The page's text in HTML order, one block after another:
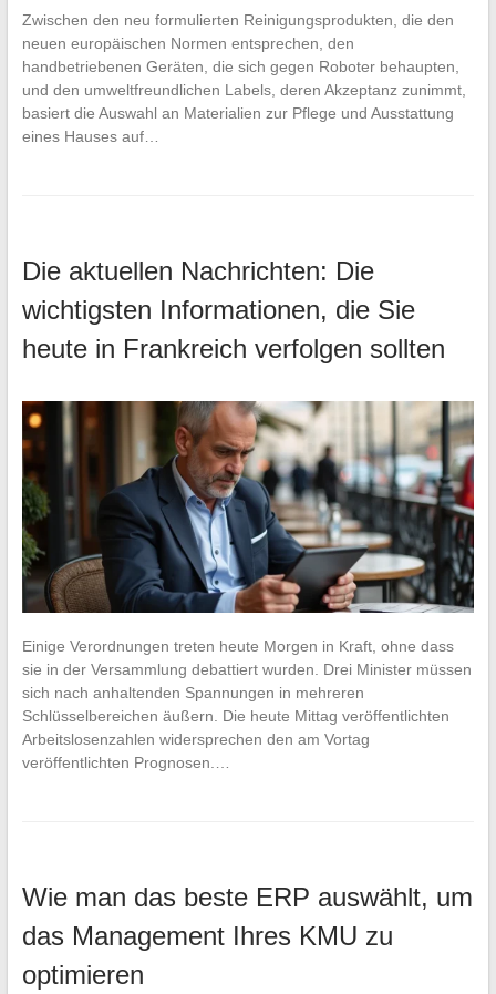
Zwischen den neu formulierten Reinigungsprodukten, die den
neuen europäischen Normen entsprechen, den
handbetriebenen Geräten, die sich gegen Roboter behaupten,
und den umweltfreundlichen Labels, deren Akzeptanz zunimmt,
basiert die Auswahl an Materialien zur Pflege und Ausstattung
eines Hauses auf…
Die aktuellen Nachrichten: Die
wichtigsten Informationen, die Sie
heute in Frankreich verfolgen sollten
Einige Verordnungen treten heute Morgen in Kraft, ohne dass
sie in der Versammlung debattiert wurden. Drei Minister müssen
sich nach anhaltenden Spannungen in mehreren
Schlüsselbereichen äußern. Die heute Mittag veröffentlichten
Arbeitslosenzahlen widersprechen den am Vortag
veröffentlichten Prognosen.…
Wie man das beste ERP auswählt, um
das Management Ihres KMU zu
optimieren